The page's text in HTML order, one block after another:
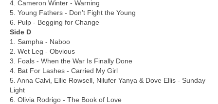
4. Cameron Winter - Warning
5. Young Fathers - Don’t Fight the Young
6. Pulp - Begging for Change
Side D
1. Sampha - Naboo
2. Wet Leg - Obvious
3. Foals - When the War Is Finally Done
4. Bat For Lashes - Carried My Girl
5. Anna Calvi, Ellie Rowsell, Nilufer Yanya & Dove Ellis - Sunday
Light
6. Olivia Rodrigo - The Book of Love